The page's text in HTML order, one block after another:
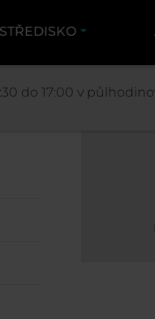
STŘEDISKO
do 17:00 v